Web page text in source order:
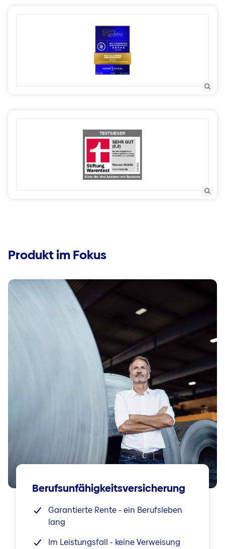
Produkt im Fokus
Berufsunfähigkeitsversicherung
Garantierte Rente - ein Berufsleben
lang
Im Leistungsfall - keine Verweisung